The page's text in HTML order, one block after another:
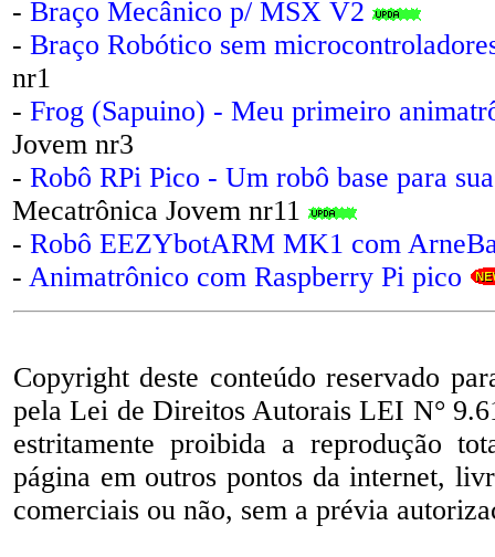
- Braço Mecânico p/ MSX V2
- Braço Robótico sem
nr1
- Frog (Sapuino) - Meu primeiro
Jovem nr3
- Robô RPi Pico - Um robô base para
Mecatrônica Jovem nr11
- Robô EEZYbotARM MK1 com
- Animatrônico com Raspberry Pi pico
Copyright deste conteúdo reservado
pela Lei de Direitos Autorais LEI N°
estritamente proibida a reprodução
página em outros pontos da internet,
comerciais ou não, sem a prévia